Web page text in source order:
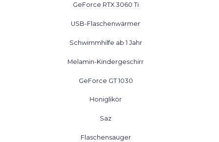
GeForce RTX 3060 Ti
USB-Flaschenwärmer
Schwimmhilfe ab 1 Jahr
Melamin-Kindergeschirr
GeForce GT 1030
Honiglikör
Saz
Flaschensauger